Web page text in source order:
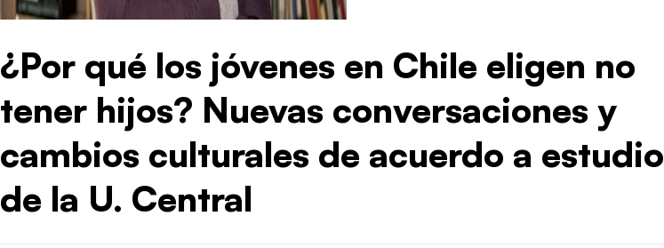
¿Por qué los jóvenes en Chile eligen no
tener hijos? Nuevas conversaciones y
cambios culturales de acuerdo a estudio
de la U. Central